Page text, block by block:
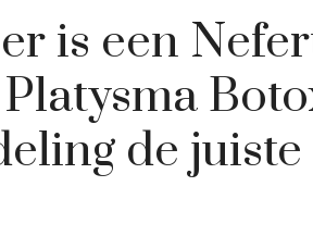
is een
de juiste